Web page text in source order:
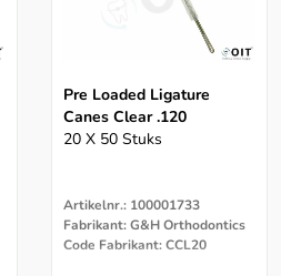
Pre Loaded Ligature
Canes Clear .120
20 X 50 Stuks
Artikelnr.: 100001733
Fabrikant: G&H Orthodontics
Code Fabrikant: CCL20